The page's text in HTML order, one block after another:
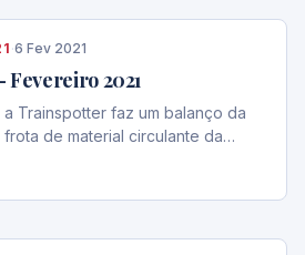
·6 Fev 2021
Fevereiro 2021
Trainspotter faz um balanço da
frota de material circulante da…